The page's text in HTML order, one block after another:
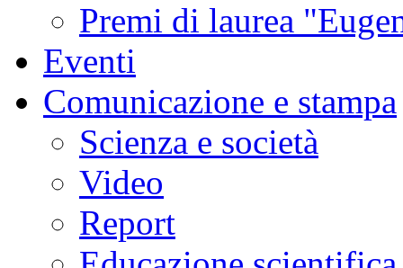
Premi di laurea
Eventi
Comunicazione e stampa
Scienza e società
Video
Report